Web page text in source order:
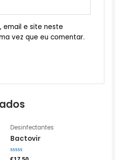
email e site neste
vez que eu comentar.
Desinfectantes
Bactovir
Avaliação